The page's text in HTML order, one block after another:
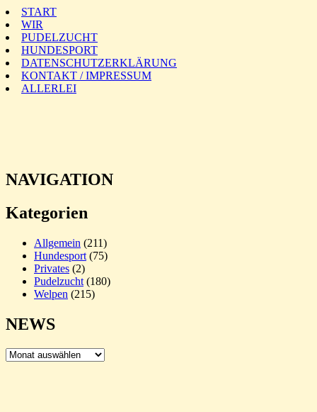
START
WIR
PUDELZUCHT
HUNDESPORT
DATENSCHUTZERKLÄRUNG
KONTAKT / IMPRESSUM
ALLERLEI
NAVIGATION
Kategorien
Allgemein (211)
Hundesport (75)
Privates (2)
Pudelzucht (180)
Welpen (215)
NEWS
NEWS